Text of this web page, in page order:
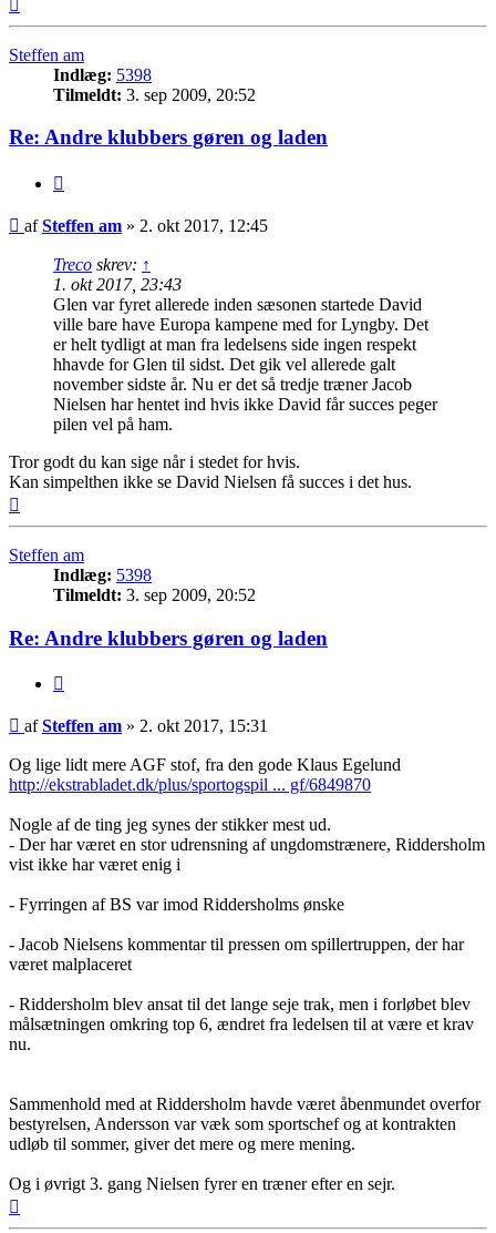
Steffen am
Indlæg: 5398
Tilmeldt: 3. sep 2009, 20:52
Re: Andre klubbers gøren og laden
Indlæg
afSteffen am » 2. okt 2017, 12:45
Treco skrev: ↑
1. okt 2017, 23:43
Glen var fyret allerede inden sæsonen startede David
ville bare have Europa kampene med for Lyngby. Det
er helt tydligt at man fra ledelsens side ingen respekt
hhavde for Glen til sidst. Det gik vel allerede galt
november sidste år. Nu er det så tredje træner Jacob
Nielsen har hentet ind hvis ikke David får succes peger
pilen vel på ham.
Tror godt du kan sige når i stedet for hvis.
Kan simpelthen ikke se David Nielsen få succes i det hus.
Steffen am
Indlæg: 5398
Tilmeldt: 3. sep 2009, 20:52
Re: Andre klubbers gøren og laden
Indlæg
afSteffen am » 2. okt 2017, 15:31
Og lige lidt mere AGF stof, fra den gode Klaus Egelund
http://ekstrabladet.dk/plus/sportogspil ... gf/6849870
Nogle af de ting jeg synes der stikker mest ud.
- Der har været en stor udrensning af ungdomstrænere, Riddersholm
vist ikke har været enig i
- Fyrringen af BS var imod Riddersholms ønske
- Jacob Nielsens kommentar til pressen om spillertruppen, der har
været malplaceret
- Riddersholm blev ansat til det lange seje trak, men i forløbet blev
målsætningen omkring top 6, ændret fra ledelsen til at være et krav
nu.
Sammenhold med at Riddersholm havde været åbenmundet overfor
bestyrelsen, Andersson var væk som sportschef og at kontrakten
udløb til sommer, giver det mere og mere mening.
Og i øvrigt 3. gang Nielsen fyrer en træner efter en sejr.